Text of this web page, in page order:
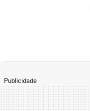
Publicidade